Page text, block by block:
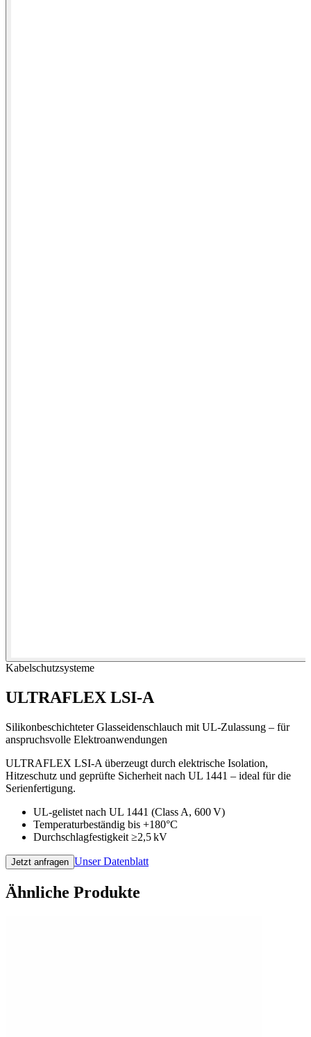
Kabelschutzsysteme
ULTRAFLEX LSI-A
Silikonbeschichteter Glasseidenschlauch mit UL-Zulassung – für
anspruchsvolle Elektroanwendungen
ULTRAFLEX LSI-A überzeugt durch elektrische Isolation,
Hitzeschutz und geprüfte Sicherheit nach UL 1441 – ideal für die
Serienfertigung.
UL-gelistet nach UL 1441 (Class A, 600 V)
Temperaturbeständig bis +180°C
Durchschlagfestigkeit ≥2,5 kV
Jetzt anfragen Unser Datenblatt
Ähnliche Produkte